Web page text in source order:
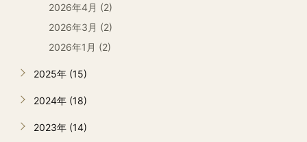
2026年4月 (2)
2026年3月 (2)
2026年1月 (2)
2025年 (15)
2024年 (18)
2023年 (14)